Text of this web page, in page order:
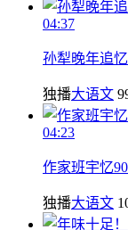
04:37
孙犁晚年追
独播大语文
04:23
作家班宇忆
独播大语文